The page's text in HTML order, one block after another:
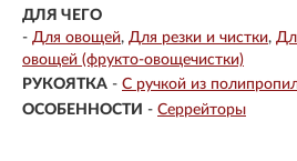
ДЛЯ ЧЕГО
- Для овощей Для резки и чистки
овощей (фрукто-овощечистки)
РУКОЯТКА - С ручкой из
ОСОБЕННОСТИ - Серрейторы